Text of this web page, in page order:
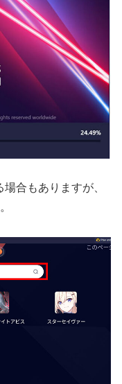
合もありますが、